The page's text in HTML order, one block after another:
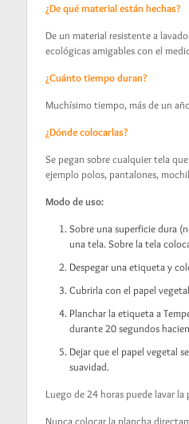
¿De qué material están hechas?
De un material resistente a
ecológicas amigables con el
¿Cuánto tiempo duran?
Muchísimo tiempo, más de un
¿Dónde colocarlas?
Se pegan sobre cualquier tela
ejemplo polos, pantalones,
Modo de uso:
Sobre una superficie dura
una tela. Sobre la tela
Despegar una etiqueta y
Cubrirla con el papel
Planchar la etiqueta a
durante 20 segundos
Dejar que el papel vegetal
suavidad.
Luego de 24 horas puede lavar la
Nunca colocar la plancha